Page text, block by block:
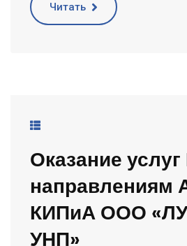
Читать
Оказание
направлениям
КИПиА ООО
УНП»